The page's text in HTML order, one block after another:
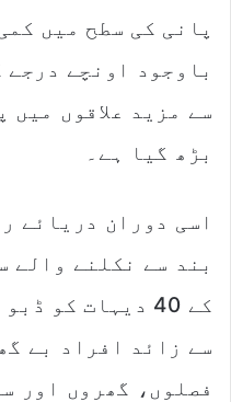
پانی کی سطح میں
باوجود اونچے درجے
سے مزید علاقوں میں
بڑھ گیا ہے۔
اسی دوران دریائے
بند سے نکلنے والے
سے زائد افراد بے
فصلوں، گھروں اور